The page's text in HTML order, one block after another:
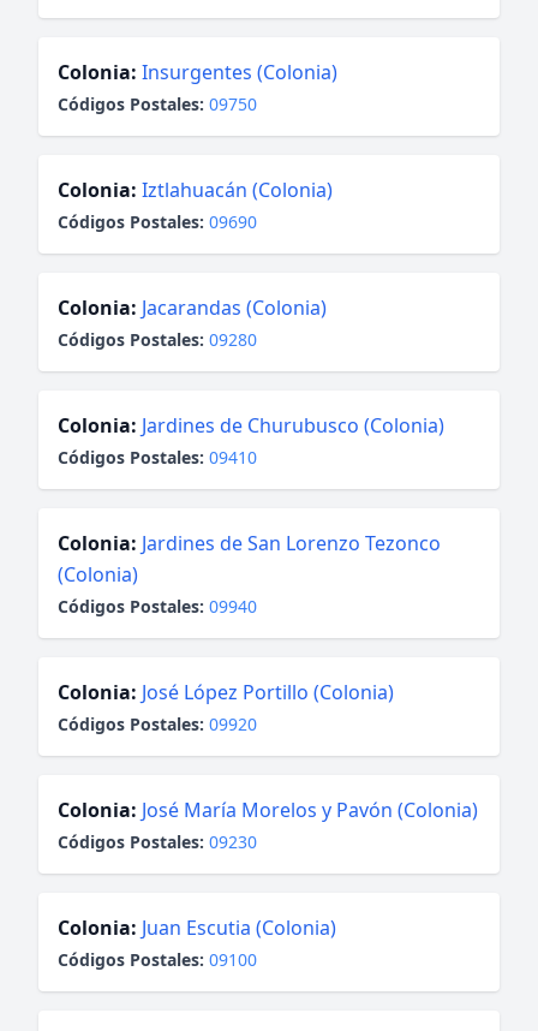
Colonia: Insurgentes (Colonia)
Códigos Postales: 09750
Colonia: Iztlahuacán (Colonia)
Códigos Postales: 09690
Colonia: Jacarandas (Colonia)
Códigos Postales: 09280
Colonia: Jardines de Churubusco (Colonia)
Códigos Postales: 09410
Colonia: Jardines de San Lorenzo Tezonco
(Colonia)
Códigos Postales: 09940
Colonia: José López Portillo (Colonia)
Códigos Postales: 09920
Colonia: José María Morelos y Pavón (Colonia)
Códigos Postales: 09230
Colonia: Juan Escutia (Colonia)
Códigos Postales: 09100